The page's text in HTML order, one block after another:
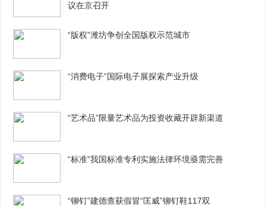
议在京召开
“版权”潍坊争创全国版权示范城市
“消费电子”国际电子展探索产业升级
“艺术品”限量艺术品为投资收藏开辟新渠道
“标准”我国标准专利实施法律环境亟需完善
“铆钉”建德查获假冒“匡威”铆钉鞋117双